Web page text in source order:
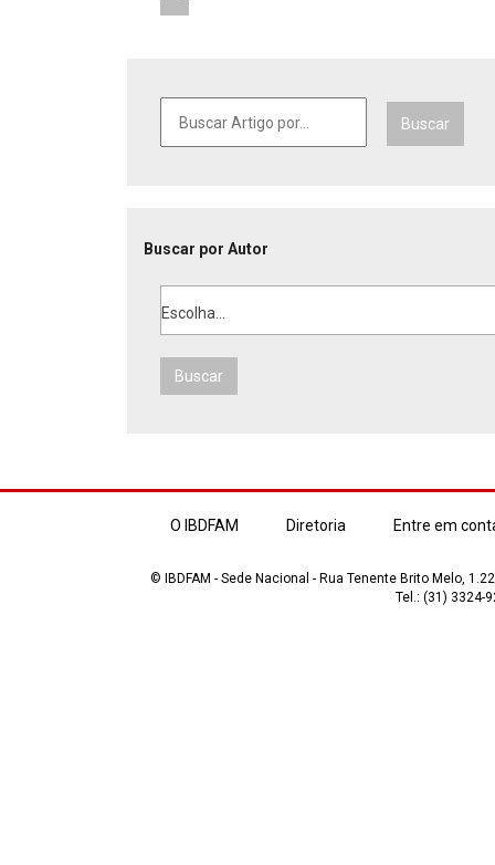
Buscar
Buscar por Autor
Escolha...
Buscar
O IBDFAM Diretoria Entre em
© IBDFAM - Sede Nacional - Rua Tenente Brito Melo,
Tel.: (31) 3324-